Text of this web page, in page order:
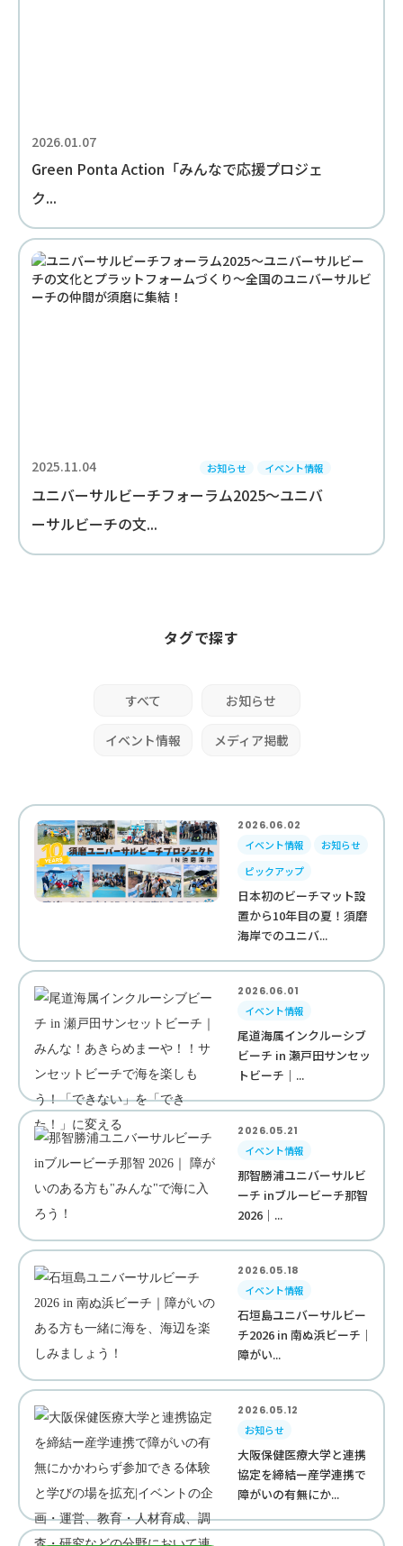
2026.01.07
Green Ponta Action「みんなで応援プロジェ
ク...
2025.11.04 お知らせ イベント情報
ユニバーサルビーチフォーラム2025～ユニバ
ーサルビーチの文...
タグで探す
すべて お知らせ
イベント情報 メディア掲載
2026.06.02
イベント情報
お知らせ
ピックアップ
日本初のビーチマット設
置から10年目の夏！須磨
海岸でのユニバ...
2026.06.01
イベント情報
尾道海属インクルーシブ
ビーチ in 瀬戸田サンセッ
トビーチ｜...
2026.05.21
イベント情報
那智勝浦ユニバーサルビ
ーチ inブルービーチ那智
2026｜...
2026.05.18
イベント情報
石垣島ユニバーサルビー
チ2026 in 南ぬ浜ビーチ｜
障がい...
2026.05.12
お知らせ
大阪保健医療大学と連携
協定を締結ー産学連携で
障がいの有無にか...